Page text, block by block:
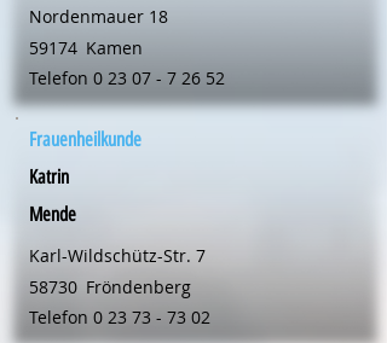
Nordenmauer 18
59174 Kamen
Telefon 0 23 07 - 7 26 52
Frauenheilkunde
Katrin
Mende
Karl-Wildschütz-Str. 7
58730 Fröndenberg
Telefon 0 23 73 - 73 02